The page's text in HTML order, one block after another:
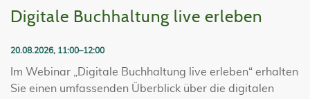
Digitale Buchhaltung live erleben
20.08.2026, 11:00–12:00
Im Webinar „Digitale Buchhaltung live erleben“ erhalten
Sie einen umfassenden Überblick über die digitalen